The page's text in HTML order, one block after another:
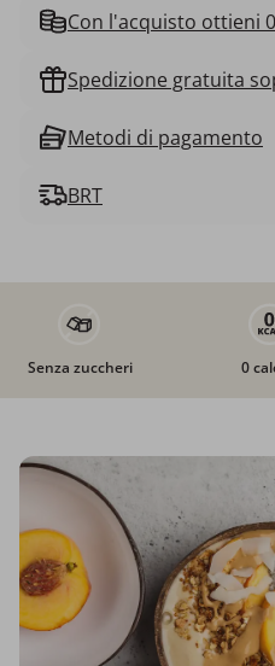
Con l'acquisto ottieni
Spedizione gratuita
Metodi di pagamento
BRT
Senza zuccheri 0